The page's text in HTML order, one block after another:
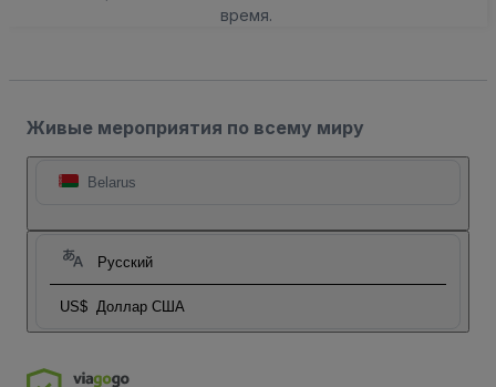
время.
Живые мероприятия по всему миру
Belarus
Русский
US$ Доллар США